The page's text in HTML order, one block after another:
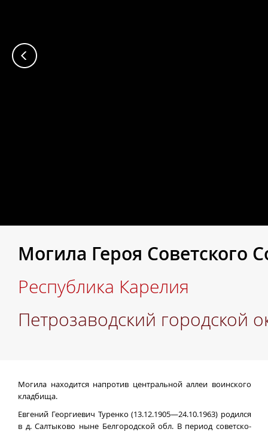
Могила Героя Советского
Республика Карелия
Петрозаводский городской
Могила находится напротив центральной аллеи воинского
кладбища.
Евгений Георгиевич Туренко (13.12.1905—24.10.1963) родился
в д. Салтыково ныне Белгородской обл. В период советско-